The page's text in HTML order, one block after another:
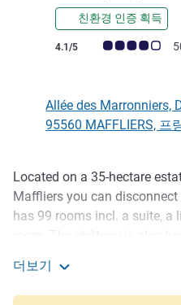
친환경 인증 획득
고객 평점 (ALL 평가)
4.1/5
Allée des Marronniers,
95560 MAFFLIERS, 프
호텔설명
Located on a 35-hectare
Maffliers you can
has 99 rooms incl. a suite, a
experience, book one of the
château. To relax, head to
더보기